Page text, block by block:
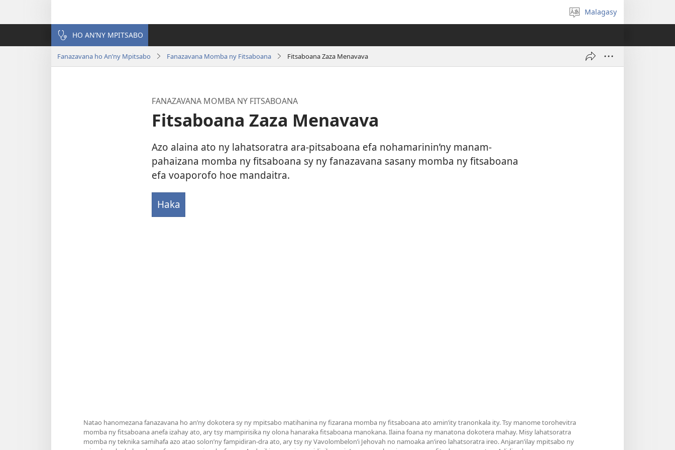
Hifidy
fiteny
Malagasy
HO AN’NY MPITSABO
Fanazavana ho An’ny Mpitsabo Fanazavana Momba ny Fitsaboana Fitsaboana Zaza Menavava
FANAZAVANA MOMBA NY FITSABOANA
Fitsaboana Zaza Menavava
Azo alaina ato ny lahatsoratra ara-pitsaboana efa nohamarinin’ny manam-
pahaizana momba ny fitsaboana sy ny fanazavana sasany momba ny fitsaboana
efa voaporofo hoe mandaitra.
Haka
Natao hanomezana fanazavana ho an’ny dokotera sy ny mpitsabo matihanina ny fizarana momba ny fitsaboana ato amin’ity tranonkala ity. Tsy manome torohevitra
momba ny fitsaboana anefa izahay ato, ary tsy mampirisika ny olona hanaraka fitsaboana manokana. Ilaina foana ny manatona dokotera mahay. Misy lahatsoratra
momba ny teknika samihafa azo atao solon’ny fampidiran-dra ato, ary tsy ny Vavolombelon’i Jehovah no namoaka an’ireo lahatsoratra ireo. Anjaran’ilay mpitsabo ny